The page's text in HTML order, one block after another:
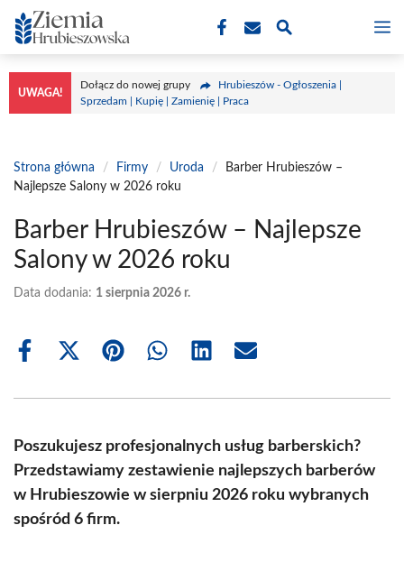
Przejdź
do
treści
UWAGA!
Dołącz do nowej grupy
Hrubieszów - Ogłoszenia |
Sprzedam | Kupię | Zamienię | Praca
Strona główna / Firmy / Uroda /
Barber Hrubieszów –
Najlepsze Salony w 2026 roku
Barber Hrubieszów – Najlepsze
Salony w 2026 roku
Data dodania: 1 sierpnia 2026 r.
Share
Share
(Twitter)
Share Share Share Share
Poszukujesz profesjonalnych usług barberskich?
Przedstawiamy zestawienie najlepszych barberów
w Hrubieszowie w sierpniu 2026 roku wybranych
spośród 6 firm.